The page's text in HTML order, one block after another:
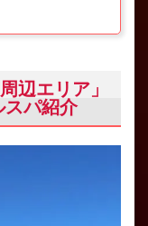
辺エリア」
スパ紹介